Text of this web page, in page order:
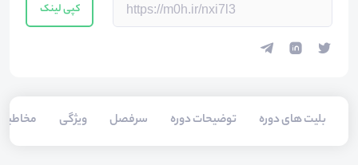
کپی لینک
بلیت های دوره توضیحات دوره سرفصل ویژگی